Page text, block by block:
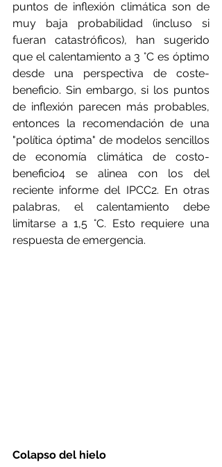
puntos de inflexión climática son de
muy baja probabilidad (incluso si
fueran catastróficos), han sugerido
que el calentamiento a 3 °C es óptimo
desde una perspectiva de coste-
beneficio. Sin embargo, si los puntos
de inflexión parecen más probables,
entonces la recomendación de una
"política óptima" de modelos sencillos
de economía climática de costo-
beneficio4 se alinea con los del
reciente informe del IPCC2. En otras
palabras, el calentamiento debe
limitarse a 1,5 °C. Esto requiere una
respuesta de emergencia.
Colapso del hielo